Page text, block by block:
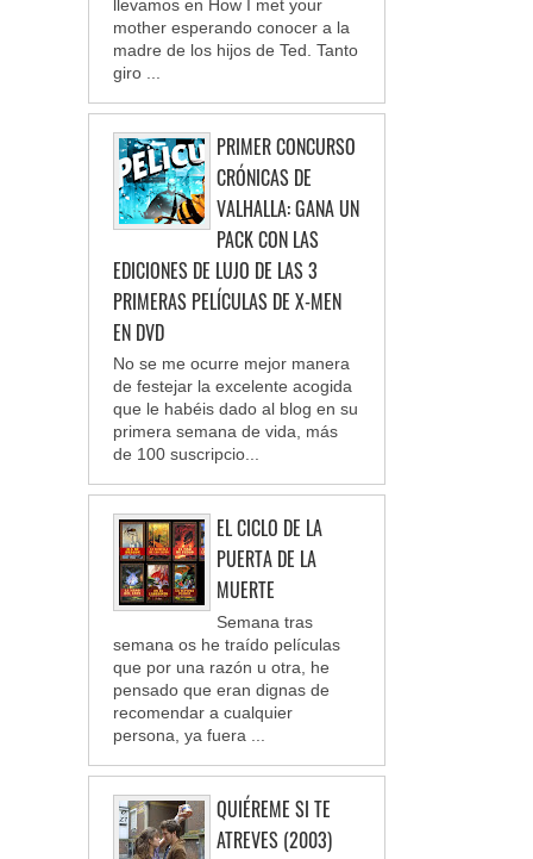
llevamos en How I met your
mother esperando conocer a la
madre de los hijos de Ted. Tanto
giro ...
PRIMER CONCURSO
CRÓNICAS DE
VALHALLA: GANA UN
PACK CON LAS
EDICIONES DE LUJO DE LAS 3
PRIMERAS PELÍCULAS DE X-MEN
EN DVD
No se me ocurre mejor manera
de festejar la excelente acogida
que le habéis dado al blog en su
primera semana de vida, más
de 100 suscripcio...
EL CICLO DE LA
PUERTA DE LA
MUERTE
Semana tras
semana os he traído películas
que por una razón u otra, he
pensado que eran dignas de
recomendar a cualquier
persona, ya fuera ...
QUIÉREME SI TE
ATREVES (2003)